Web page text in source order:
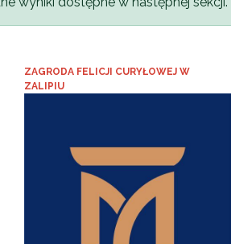
ZAGRODA FELICJI CURYŁOWEJ W
ZALIPIU